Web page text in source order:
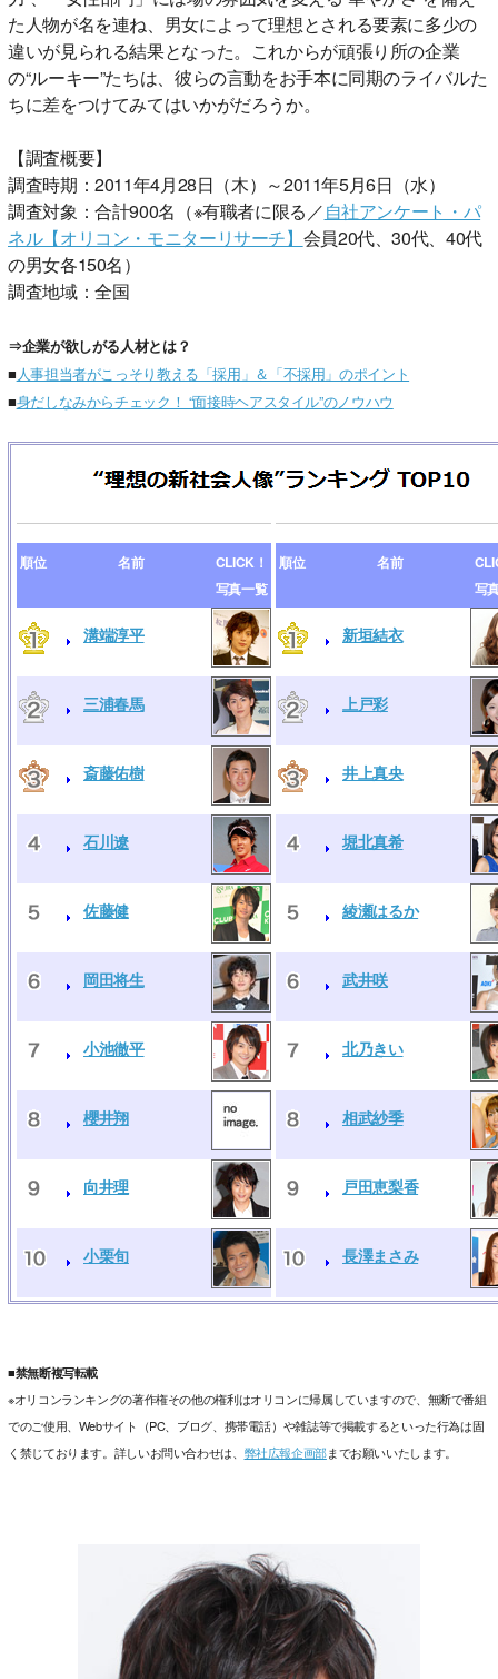
た人物が名を連ね、男女によって理想とされる要素に多少の
違いが見られる結果となった。これからが頑張り所の企業
の“ルーキー”たちは、彼らの言動をお手本に同期のライバルた
ちに差をつけてみてはいかがだろうか。
【調査概要】
調査時期：2011年4月28日（木）～2011年5月6日（水）
調査対象：合計900名（※有職者に限る／自社アンケート・パ
ネル【オリコン・モニターリサーチ】 会員20代、30代、40代
の男女各150名）
調査地域：全国
⇒企業が欲しがる人材とは？
■ 人事担当者がこっそり教える「採用」＆「不採用」のポイント
■身だしなみからチェック！ “面接時ヘアスタイル”のノウハウ
順位 名前
CLICK！
写真一覧
溝端淳平
三浦春馬
斎藤佑樹
石川遼
佐藤健
岡田将生
小池徹平
櫻井翔
向井理
小栗旬
順位 名前
写
新垣結衣
上戸彩
井上真央
堀北真希
綾瀬はるか
武井咲
北乃きい
相武紗季
戸田恵梨香
長澤まさみ
■禁無断複写転載
※オリコンランキングの著作権その他の権利はオリコンに帰属していますので、無断で番組
でのご使用、Webサイト（PC、ブログ、携帯電話）や雑誌等で掲載するといった行為は固
く禁じております。詳しいお問い合わせは、 弊社広報企画部までお願いいたします。